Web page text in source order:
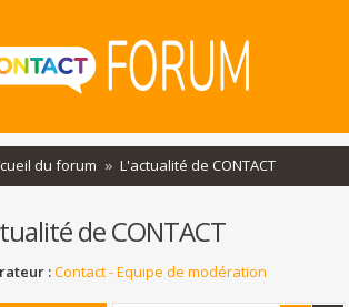
du forum L'actualité de CONTACT
de CONTACT
:Contact - Equipe de modération